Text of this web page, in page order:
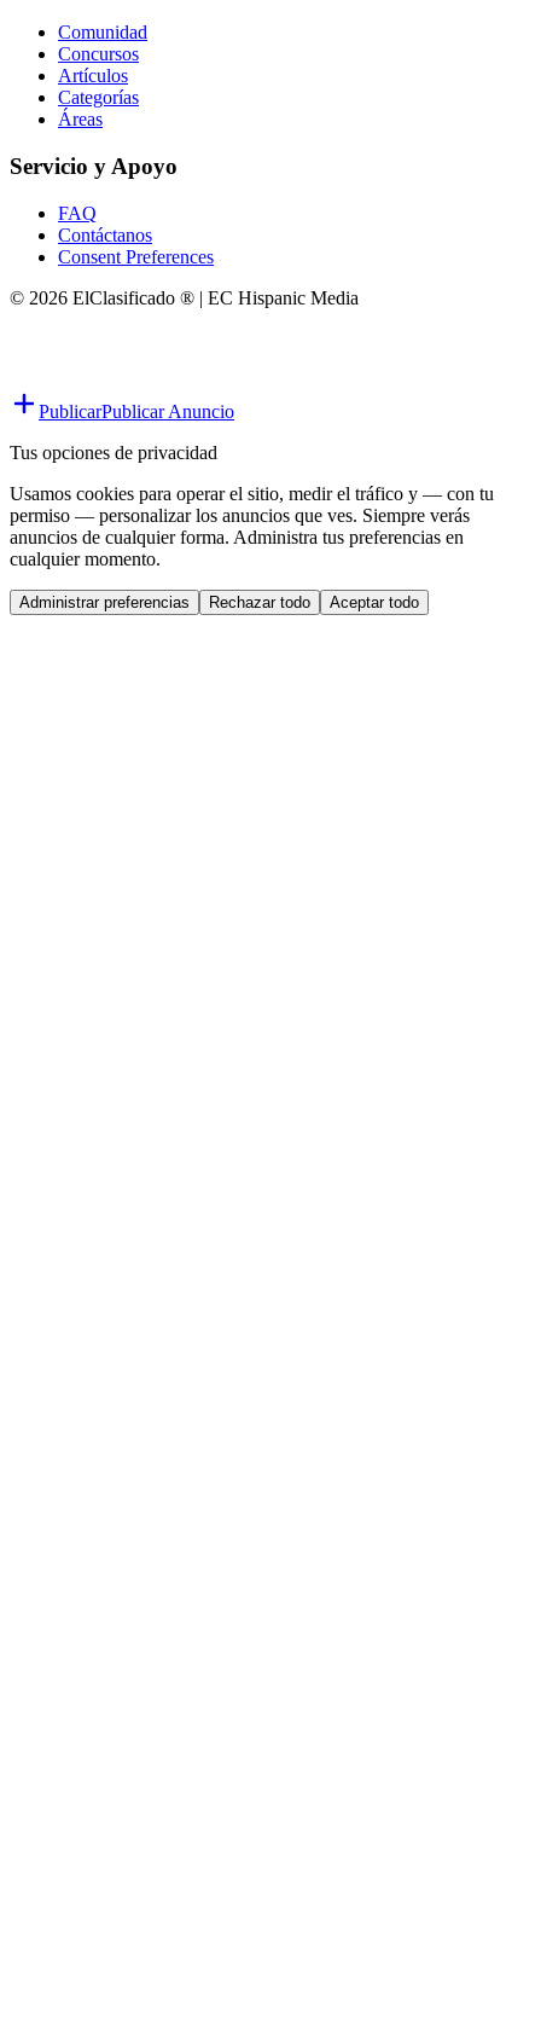
Comunidad
Concursos
Artículos
Categorías
Áreas
Servicio y Apoyo
FAQ
Contáctanos
Consent Preferences
© 2026 ElClasificado ® | EC Hispanic Media
PublicarPublicar Anuncio
Tus opciones de privacidad
Usamos cookies para operar el sitio, medir el tráfico y — con tu
permiso — personalizar los anuncios que ves. Siempre verás
anuncios de cualquier forma. Administra tus preferencias en
cualquier momento.
Administrar preferencias Rechazar todo Aceptar todo